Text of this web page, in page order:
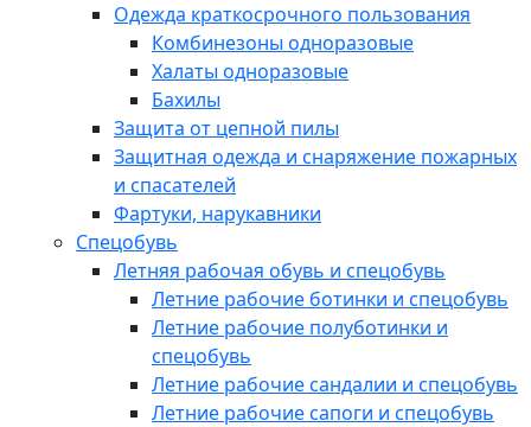
Одежда краткосрочного пользования
Комбинезоны одноразовые
Халаты одноразовые
Бахилы
Защита от цепной пилы
Защитная одежда и снаряжение пожарных
и спасателей
Фартуки, нарукавники
Спецобувь
Летняя рабочая обувь и спецобувь
Летние рабочие ботинки и спецобувь
Летние рабочие полуботинки и
спецобувь
Летние рабочие сандалии и спецобувь
Летние рабочие сапоги и спецобувь